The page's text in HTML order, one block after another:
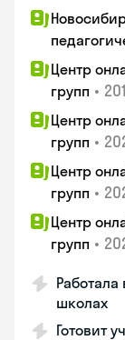
Центр
групп •
Центр
групп •
Центр
групп •
Центр
групп •
школах
Готовит